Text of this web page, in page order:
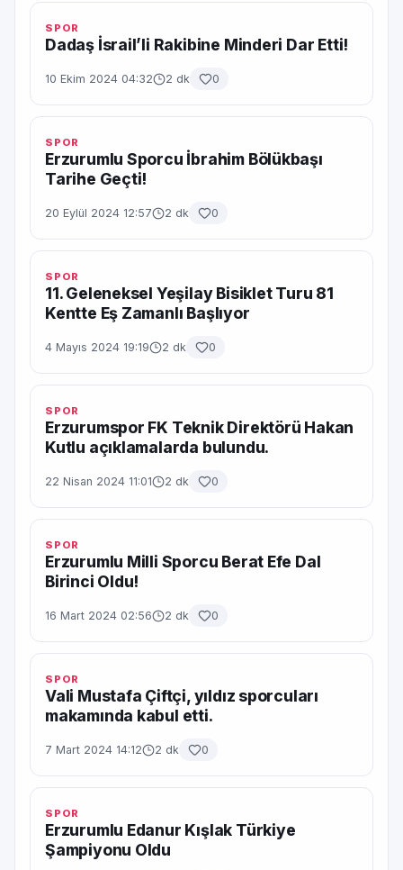
SPOR
Dadaş İsrail’li Rakibine Minderi Dar Etti!
10 Ekim 2024 04:32 2 dk 0
SPOR
Erzurumlu Sporcu İbrahim Bölükbaşı
Tarihe Geçti!
20 Eylül 2024 12:57 2 dk 0
SPOR
11. Geleneksel Yeşilay Bisiklet Turu 81
Kentte Eş Zamanlı Başlıyor
4 Mayıs 2024 19:19 2 dk 0
SPOR
Erzurumspor FK Teknik Direktörü Hakan
Kutlu açıklamalarda bulundu.
22 Nisan 2024 11:01 2 dk 0
SPOR
Erzurumlu Milli Sporcu Berat Efe Dal
Birinci Oldu!
16 Mart 2024 02:56 2 dk 0
SPOR
Vali Mustafa Çiftçi, yıldız sporcuları
makamında kabul etti.
7 Mart 2024 14:12 2 dk 0
SPOR
Erzurumlu Edanur Kışlak Türkiye
Şampiyonu Oldu